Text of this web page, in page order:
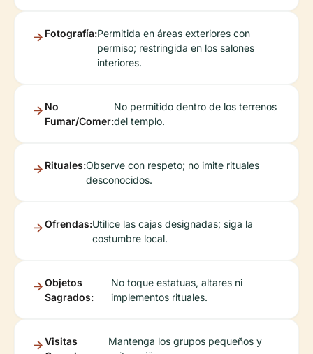
Fotografía:Permitida en áreas exteriores con
permiso; restringida en los salones
interiores.
No
Fumar/Comer:
No permitido dentro de los terrenos
del templo.
Rituales:Observe con respeto; no imite rituales
desconocidos.
Ofrendas:Utilice las cajas designadas; siga la
costumbre local.
Objetos
Sagrados:
No toque estatuas, altares ni
implementos rituales.
Visitas
Mantenga los grupos pequeños y